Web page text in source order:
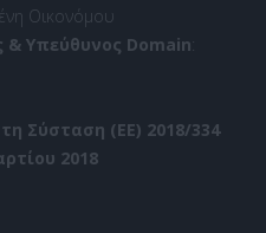
Οικονόμου
& Υπεύθυνος Domain:
Σύσταση (ΕΕ) 2018/334
2018